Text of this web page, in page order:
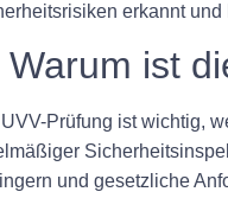
erkannt
Warum ist
Prüfung ist wichtig,
und gesetzliche